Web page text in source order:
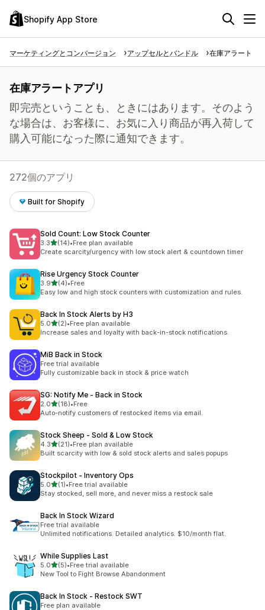
Shopify App Store
マーケティングとコンバージョン アップセルとバンドル 在庫アラート
在庫アラートアプリ
即完売ということも、ときにはあります。そのよう
な場合は、お客様に、お気に入り商品が再入荷して
購入可能になった際に通知できます。
272個のアプリ
Built for Shopify
Sold Count: Low Stock Counter
3.35つ星中
(14)
合計レビュー数：14件
•Free plan available
Create scarcity/urgency with low stock alert & countdown timer
Rise Urgency Stock Counter
3.95つ星中
(4)
合計レビュー数：4件
•Free
Easy low and high stock counters with customization and rules.
Back In Stock Alerts by H3
5.05つ星中
(2)
合計レビュー数：2件
•Free plan available
Increase sales and loyalty with back-in-stock notifications.
MiB Back in Stock
Free trial available
Fully customizable back in stock & price watch
SG: Notify Me ‑ Back in Stock
2.05つ星中
(18)
合計レビュー数：18件
•Free
Auto-notify customers of restocked items via email.
Stock Sheep ‑ Sold & Low Stock
4.35つ星中
(21)
合計レビュー数：21件
•Free plan available
Built scarcity with low & sold stock alerts and sales popups
Stockpilot ‑ Inventory Ops
5.05つ星中
(1)
合計レビュー数：1件
•Free trial available
Stay stocked, sell more, and never miss a restock sale
Back In Stock Wizard
Free trial available
Unlimited notifications. Detailed analytics. $10/month flat.
While Supplies Last
5.05つ星中
(5)
合計レビュー数：5件
•Free trial available
New Tool to Fight Browse Abandonment
Back In Stock ‑ Restock SWT
Free plan available